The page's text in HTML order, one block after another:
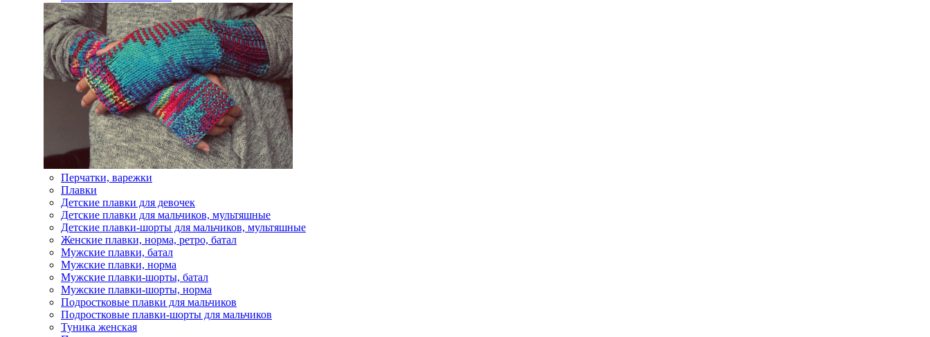
Перчатки, варежки
Плавки
Детские плавки для девочек
Детские плавки для мальчиков, мультяшные
Детские плавки-шорты для мальчиков, мультяшные
Женские плавки, норма, ретро, батал
Мужские плавки, батал
Мужские плавки, норма
Мужские плавки-шорты, батал
Мужские плавки-шорты, норма
Подростковые плавки для мальчиков
Подростковые плавки-шорты для мальчиков
Туникa женская